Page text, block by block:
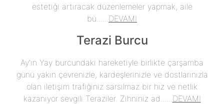
estetiği artıracak düzenlemeler yapmak, aile
bü...... DEVAMI
Terazi Burcu
Ay'ın Yay burcundaki hareketiyle birlikte çarşamba
günü yakın çevrenizle, kardeşlerinizle ve dostlarınızla
olan iletişim trafiğiniz sarsılmaz bir hız ve netlik
kazanıyor sevgili Teraziler. Zihniniz ad...... DEVAMI